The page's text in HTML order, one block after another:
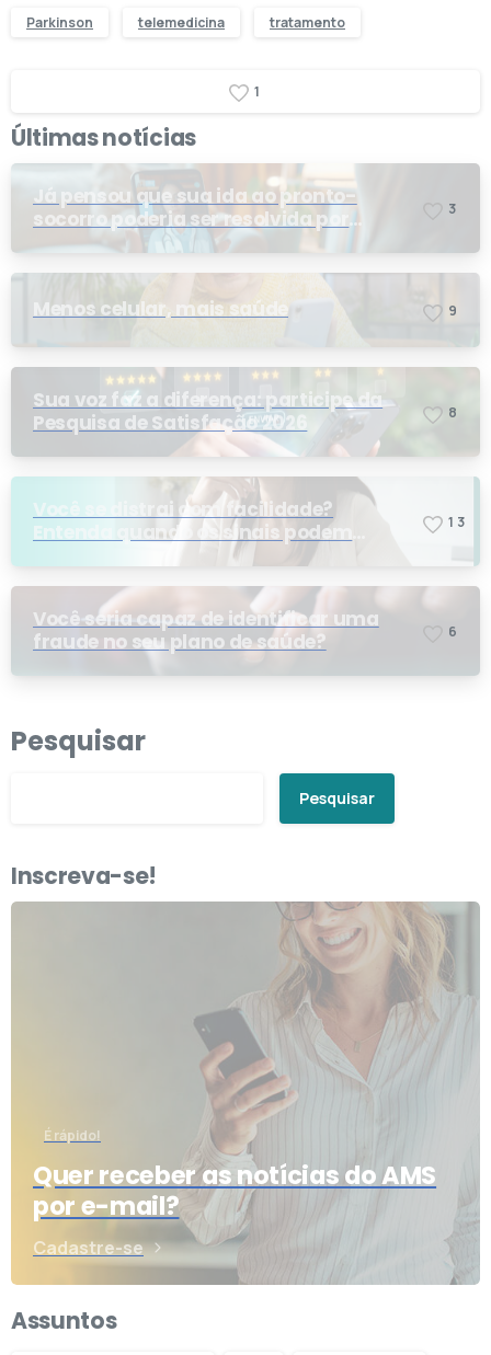
Parkinson telemedicina tratamento
1
Últimas notícias
Já pensou que sua ida ao pronto-
socorro poderia ser resolvida por
telemedicina?
3
Menos celular, mais saúde 9
Sua voz faz a diferença: participe da
Pesquisa de Satisfação 2026
8
Você se distrai com facilidade?
Entenda quando os sinais podem
1 3
Você seria capaz de identificar uma
fraude no seu plano de saúde?
6
Pesquisar
Pesquisar
Inscreva-se!
É rápido!
Quer receber as notícias do AMS
por e-mail?
Cadastre-se
Assuntos